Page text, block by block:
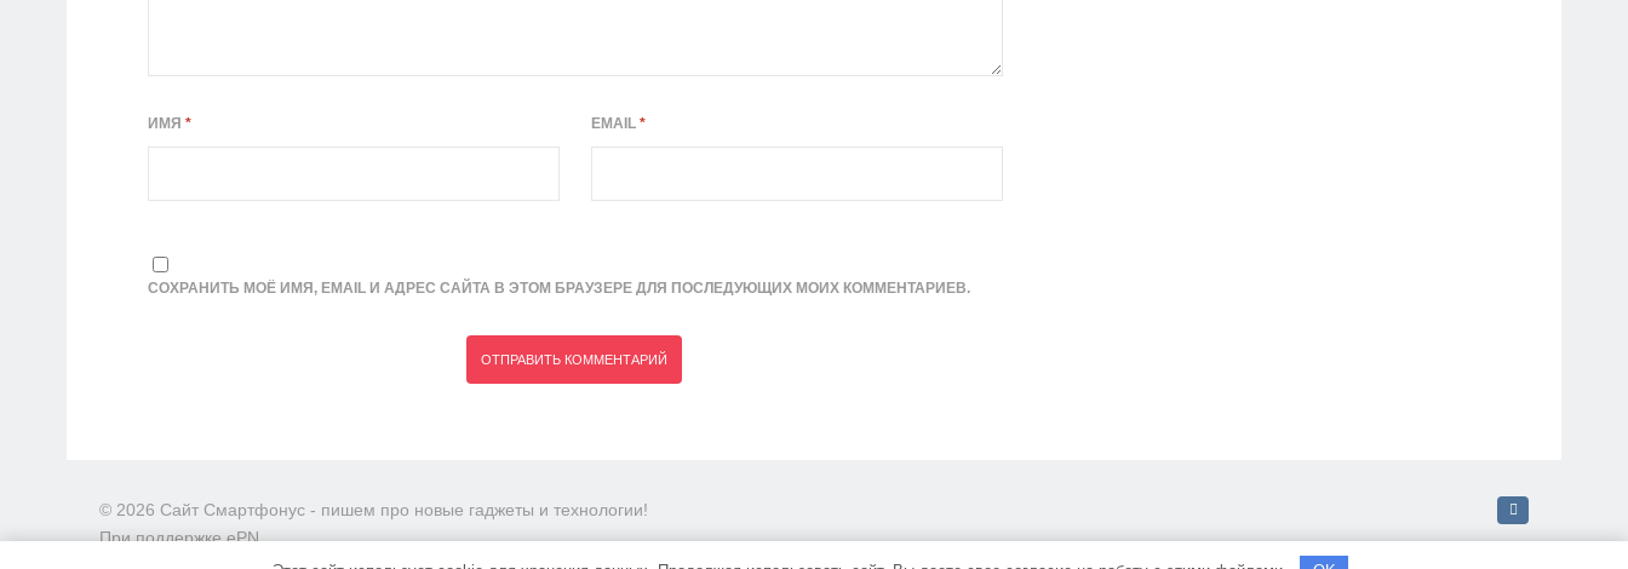
ИМЯ * EMAIL*
СОХРАНИТЬ МОЁ ИМЯ, EMAIL И АДРЕС САЙТА В ЭТОМ БРАУЗЕРЕ ДЛЯ ПОСЛЕДУЮЩИХ МОИХ КОММЕНТАРИЕВ.
© 2026 Сайт Смартфонус - пишем про новые гаджеты и технологии!
При поддержке ePN